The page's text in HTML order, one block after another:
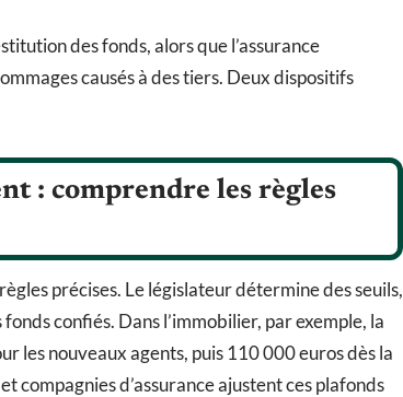
des fonds, alors que l’assurance
causés à des tiers. Deux dispositifs
: comprendre les règles
précises. Le législateur détermine des seuils,
confiés. Dans l’immobilier, par exemple, la
les nouveaux agents, puis 110 000 euros dès la
compagnies d’assurance ajustent ces plafonds